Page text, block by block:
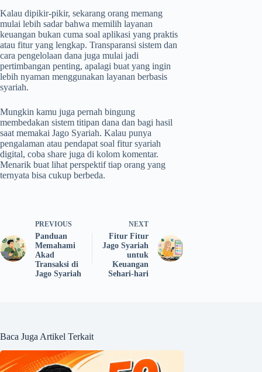
Kalau dipikir-pikir, sekarang orang memang
mulai lebih sadar bahwa memilih layanan
keuangan bukan cuma soal aplikasi yang praktis
atau fitur yang lengkap. Transparansi sistem dan
cara pengelolaan dana juga mulai jadi
pertimbangan penting, apalagi buat yang ingin
lebih nyaman menggunakan layanan berbasis
syariah.
Mungkin kamu juga pernah bingung
membedakan sistem titipan dana dan bagi hasil
saat memakai Jago Syariah. Kalau punya
pengalaman atau pendapat soal fitur syariah
digital, coba share juga di kolom komentar.
Menarik buat lihat perspektif tiap orang yang
ternyata bisa cukup berbeda.
PREVIOUS
Panduan
Memahami
Akad
Transaksi di
Jago Syariah
NEXT
Fitur Fitur
Jago Syariah
untuk
Keuangan
Sehari-hari
Baca Juga Artikel Terkait